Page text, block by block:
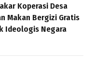
Koperasi Desa
Makan Bergizi Gratis
Ideologis Negara